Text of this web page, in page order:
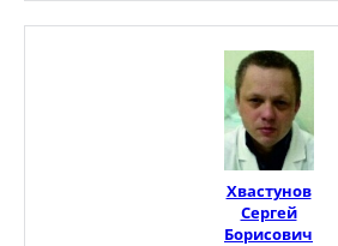
Хвастунов
Сергей
Борисович